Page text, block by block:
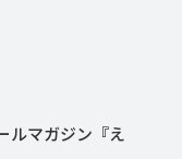
ルマガジン『え